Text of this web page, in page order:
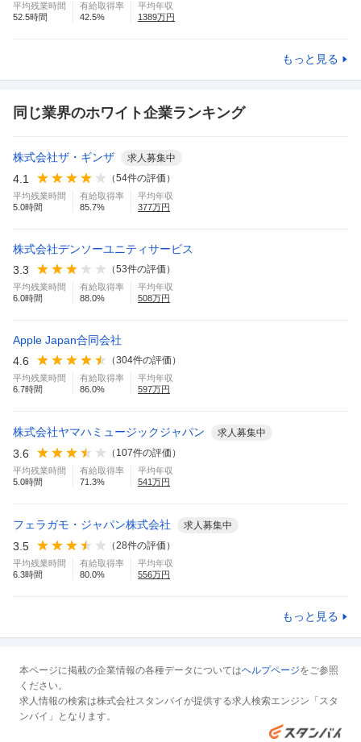
平均残業時間
52.5時間
有給取得率
42.5%
平均年収
1389万円
もっと見る
同じ業界のホワイト企業ランキング
株式会社ザ・ギンザ 求人募集中
4.1 （54件の評価）
平均残業時間
5.0時間
有給取得率
85.7%
平均年収
377万円
株式会社デンソーユニティサービス
3.3
（53件の評価）
平均残業時間
6.0時間
有給取得率
88.0%
平均年収
508万円
Apple Japan合同会社
4.6
（304件の評価）
平均残業時間
6.7時間
有給取得率
86.0%
平均年収
597万円
株式会社ヤマハミュージックジャパン 求人募集中
3.6 （ 107件の評価）
平均残業時間
5.0時間
有給取得率
71.3%
平均年収
541万円
フェラガモ・ジャパン株式会社 求人募集中
3.5 （28件の評価）
平均残業時間
6.3時間
有給取得率
80.0%
平均年収
556万円
もっと見る
本ページに掲載の企業情報の各種データについてはヘルプページをご参照
ください。
求人情報の検索は株式会社スタンバイが提供する求人検索エンジン「スタ
ンバイ」となります。